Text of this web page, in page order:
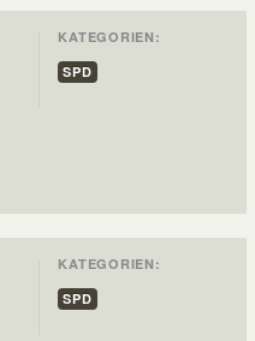
KATEGORIEN:
SPD
KATEGORIEN:
SPD